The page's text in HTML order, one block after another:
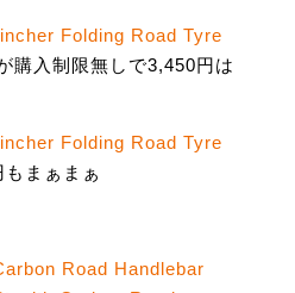
Folding Road Tyre
購入制限無しで3,450円は
Folding Road Tyre
まぁまぁ
Road Handlebar